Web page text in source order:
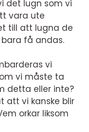
det lugn som vi
vara ute
till att lugna de
få andas.
vi
vi måste ta
detta eller inte?
att vi kanske blir
orkar liksom